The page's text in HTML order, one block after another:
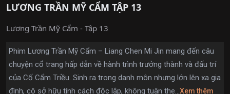
LƯƠNG TRẦN MỸ CẨM TẬP 13
Lương Trần Mỹ Cẩm - Tập 13
Phim Lương Trần Mỹ Cẩm – Liang Chen Mi Jin mang đến câu
chuyện cổ trang hấp dẫn về hành trình trưởng thành và đấu trí
của Cố Cẩm Triều. Sinh ra trong danh môn nhưng lớn lên xa gia
đình, cô sở hữu tính cách độc lập, không tuân the...Xem thêm